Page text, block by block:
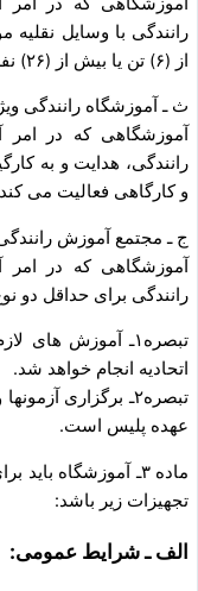
رانندگی با وسایل
از (۶) تن یا بیش از (۲۶) نفر سرنشین فعالیت می کند.
ث ـ آموزشگاه رانندگی
آموزشگاهی که در
رانندگی، هدایت و به
و کارگاهی فعالیت می
ج ـ مجتمع آموزش
آموزشگاهی که در
رانندگی برای حداقل دو
تبصره۱ـ آموزش
اتحادیه انجام خواهد شد.
تبصره۲ـ برگزاری
عهده پلیس است.
ماده ۳ـ آموزشگاه
تجهیزات زیر باشد:
الف ـ شرایط عمومی: